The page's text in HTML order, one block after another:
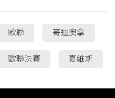
歐聯 哥迪奧拿
歐聯決賽 夏維斯